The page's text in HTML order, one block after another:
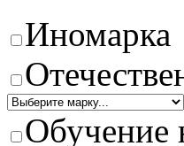
Иномарка
Обучение